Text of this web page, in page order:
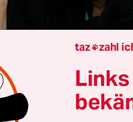
| Nach Auffassung von US-
Waffenruhe zwischen
gefährden. Das sagte
nach Südkorea an Bord
taz zahl